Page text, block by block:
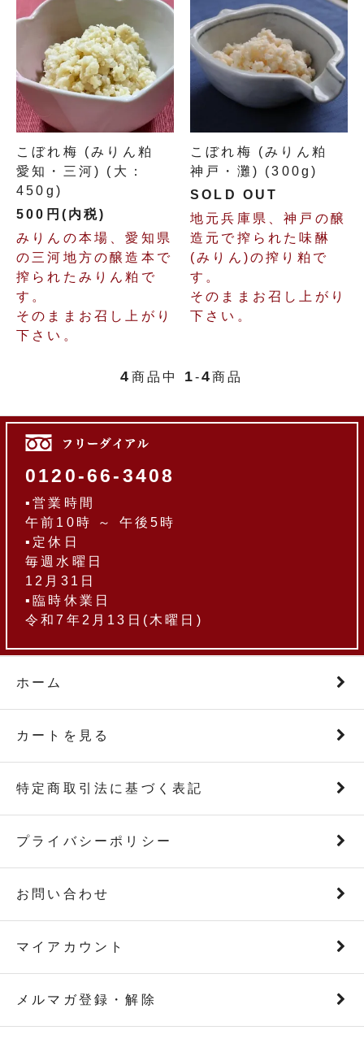
こぼれ梅 (みりん粕
愛知・三河) (大：
450g)
500円(内税)
みりんの本場、愛知県
の三河地方の醸造本で
搾られたみりん粕で
す。
そのままお召し上がり
下さい。
こぼれ梅 (みりん粕
神戸・灘) (300g)
SOLD OUT
地元兵庫県、神戸の醸
造元で搾られた味醂
(みりん)の搾り粕で
す。
そのままお召し上がり
下さい。
4 商品中 1-4商品
0120-66-3408
▪営業時間
午前10時 ～ 午後5時
▪定休日
毎週水曜日
12月31日
▪臨時休業日
令和7年2月13日(木曜日)
ホーム
カートを見る
特定商取引法に基づく表記
プライバシーポリシー
お問い合わせ
マイアカウント
メルマガ登録・解除